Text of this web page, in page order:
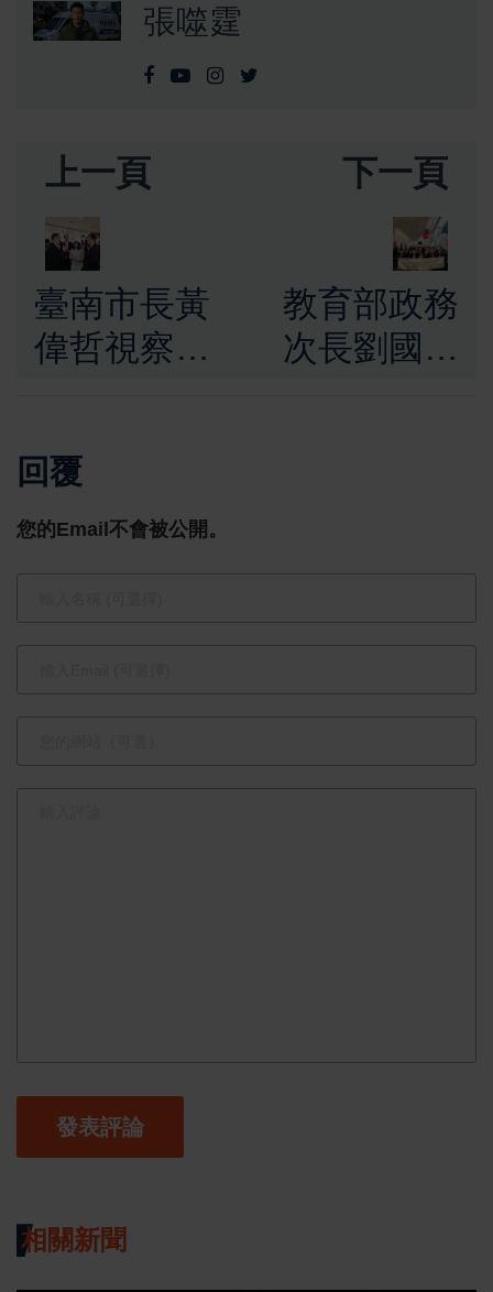
張噬霆
上一頁
臺南市長黃
偉哲視察三
運 日本西
松屋首度來
下一頁
教育部政務
次長劉國偉
回覆
您的Email不會被公開。
發表評論
相關新聞